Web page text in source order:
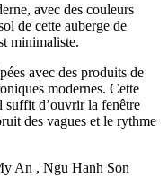
avec des couleurs
de cette auberge de
minimaliste.
avec des produits de
modernes. Cette
suffit d’ouvrir la fenêtre
des vagues et le rythme
An , Ngu Hanh Son